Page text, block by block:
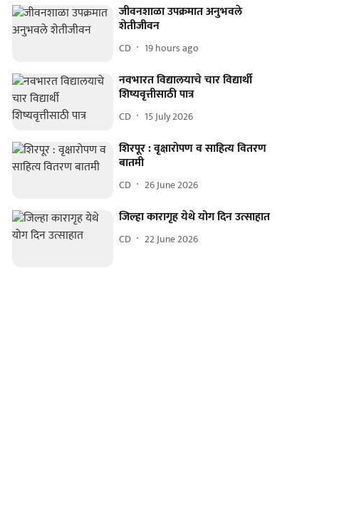
जीवनशाळा उपक्रमात अनुभवले
शेतीजीवन
CD 19 hours ago
नवभारत विद्यालयाचे चार विद्यार्थी
शिष्यवृत्तीसाठी पात्र
CD 15 July 2026
शिरपूर : वृक्षारोपण व साहित्य वितरण
बातमी
CD 26 June 2026
जिल्हा कारागृह येथे योग दिन उत्साहात
CD 22 June 2026